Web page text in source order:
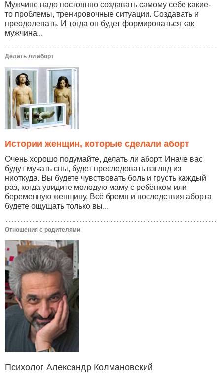
Мужчине надо постоянно создавать самому себе какие-
то проблемы, тренировочные ситуации. Создавать и
преодолевать. И тогда он будет формироваться как
мужчина...
Делать ли аборт
Истории женщин, которые сделали аборт
Очень хорошо подумайте, делать ли аборт. Иначе вас
будут мучать сны, будет преследовать взгляд из
ниоткуда. Вы будете чувствовать боль и грусть каждый
раз, когда увидите молодую маму с ребёнком или
беременную женщину. Всё бремя и последствия аборта
будете ощущать только вы...
Отношения с родителями
Психолог Александр Колмановский